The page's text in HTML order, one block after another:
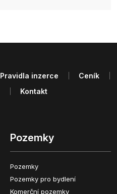
Pozemky
Pozemky
Pozemky pro bydlení
Komerční pozemky
Pravidla inzerce
Ceník
Kontakt